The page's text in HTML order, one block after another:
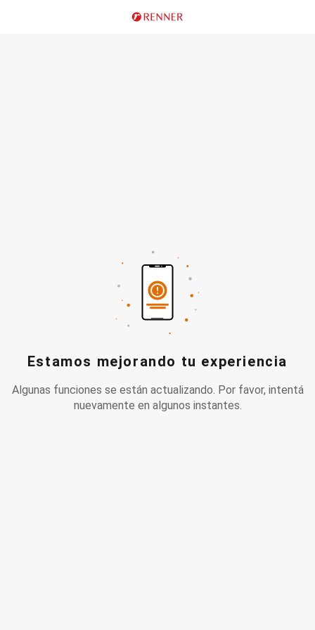
Estamos mejorando tu experiencia
Algunas funciones se están actualizando. Por favor, intentá
nuevamente en algunos instantes.